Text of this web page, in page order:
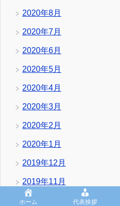
2020年8月
2020年7月
2020年6月
2020年5月
2020年4月
2020年3月
2020年2月
2020年1月
2019年12月
2019年11月
2019年10月
ホーム 代表挨拶